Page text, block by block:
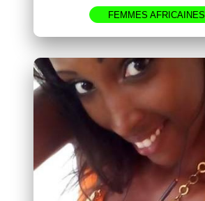
FEMMES AFRICAINES